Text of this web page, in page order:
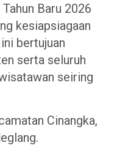
Baru 2026
kesiapsiagaan
bertujuan
serta seluruh
seiring
Cinangka,